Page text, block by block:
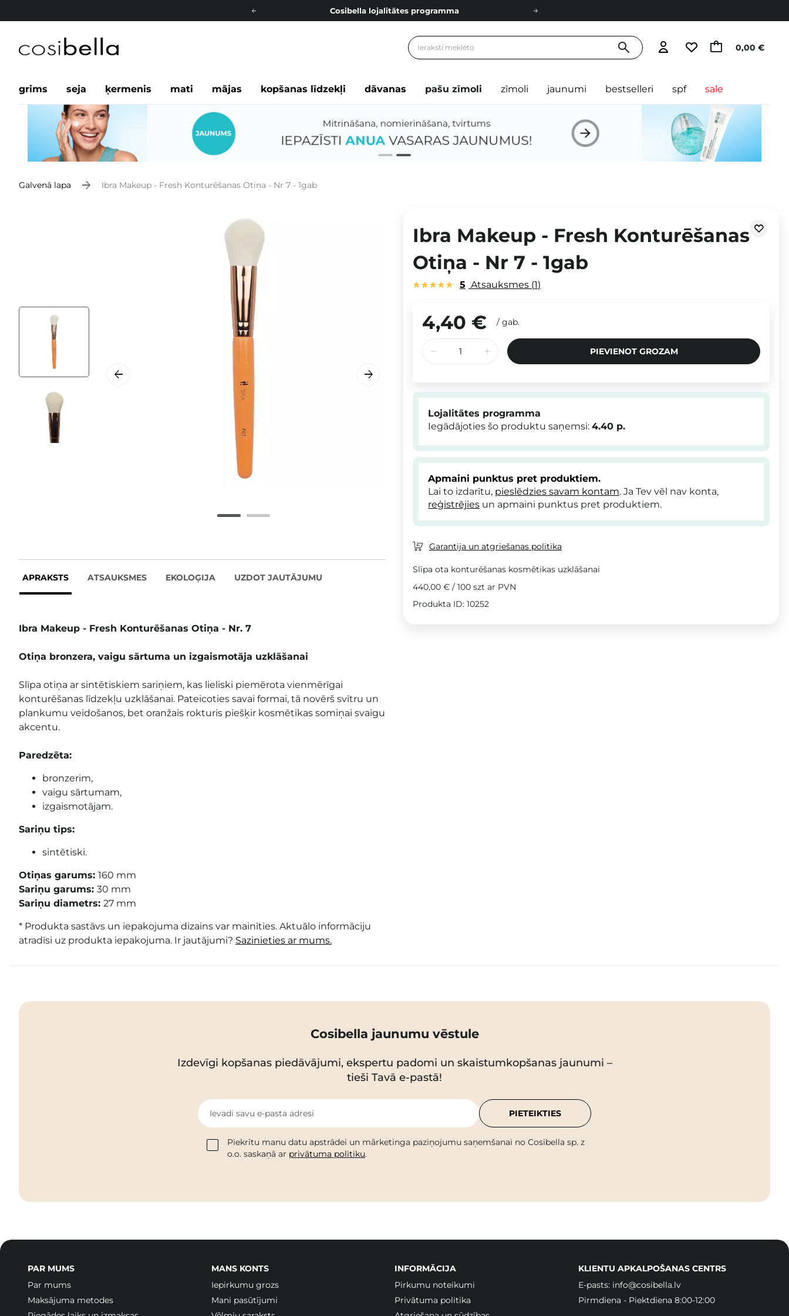
Bezmaskas piegāde no 49,00 €
Dāvanu Kartes
Cosibella lojalitātes programma
0,00 €
grims seja ķermenis mati mājas kopšanas līdzekļi dāvanas pašu zīmoli zīmoli jaunumi bestselleri spf sale
Galvenā lapa Ibra Makeup - Fresh Konturēšanas Otiņa - Nr 7 - 1gab
APRAKSTS ATSAUKSMES EKOLOĢIJA UZDOT JAUTĀJUMU
Ibra Makeup - Fresh Konturēšanas Otiņa - Nr. 7
Otiņa bronzera, vaigu sārtuma un izgaismotāja uzklāšanai
Slīpa otiņa ar sintētiskiem sariņiem, kas lieliski piemērota vienmērīgai
konturēšanas līdzekļu uzklāšanai. Pateicoties savai formai, tā novērš svītru un
plankumu veidošanos, bet oranžais rokturis piešķir kosmētikas somiņai svaigu
akcentu.
Paredzēta:
bronzerim,
vaigu sārtumam,
izgaismotājam.
Sariņu tips:
sintētiski.
Otiņas garums: 160 mm
Sariņu garums: 30 mm
Sariņu diametrs: 27 mm
* Produkta sastāvs un iepakojuma dizains var mainīties. Aktuālo informāciju
atradīsi uz produkta iepakojuma. Ir jautājumi? Sazinieties ar mums.
Ibra Makeup - Fresh Konturēšanas
Otiņa - Nr 7 - 1gab
5 Atsauksmes 1
4,40 € / gab.
PIEVIENOT GROZAM
Lojalitātes programma
Iegādājoties šo produktu saņemsi: 4.40 p.
Apmaini punktus pret produktiem.
Lai to izdarītu, pieslēdzies savam kontam. Ja Tev vēl nav konta,
reģistrējies un apmaini punktus pret produktiem.
Garantija un atgriešanas politika
Slīpa ota konturēšanas kosmētikas uzklāšanai
440,00 € / 100 szt ar PVN
Produkta ID: 10252
Cosibella jaunumu vēstule
Izdevīgi kopšanas piedāvājumi, ekspertu padomi un skaistumkopšanas jaunumi –
tieši Tavā e-pastā!
Ievadi savu e-pasta adresi
Piekrītu manu datu apstrādei un mārketinga paziņojumu saņemšanai no Cosibella sp. z
o.o. saskaņā ar privātuma politiku.
PIETEIKTIES
PAR MUMS
Par mums
Maksājuma metodes
MANS KONTS
Iepirkumu grozs
Mani pasūtījumi
INFORMĀCIJA
Pirkumu noteikumi
Privātuma politika
KLIENTU APKALPOŠANAS CENTRS
E-pasts: info@cosibella.lv
Pirmdiena - Piektdiena 8:00-12:00